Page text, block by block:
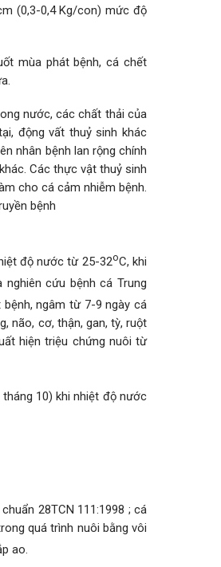
(0,3-0,4 Kg/con) mức độ
mùa phát bệnh, cá chết
nước, các chất thải của
động vất thuỷ sinh khác
nhân bệnh lan rộng chính
Các thực vật thuỷ sinh
cho cá cảm nhiễm bệnh.
bệnh
độ nước từ 25-32oC, khi
cứu bệnh cá Trung
ngâm từ 7-9 ngày cá
não, cơ, thận, gan, tỳ, ruột
hiện triệu chứng nuôi từ
10) khi nhiệt độ nước
28TCN 111:1998 ; cá
quá trình nuôi bằng vôi
ao.